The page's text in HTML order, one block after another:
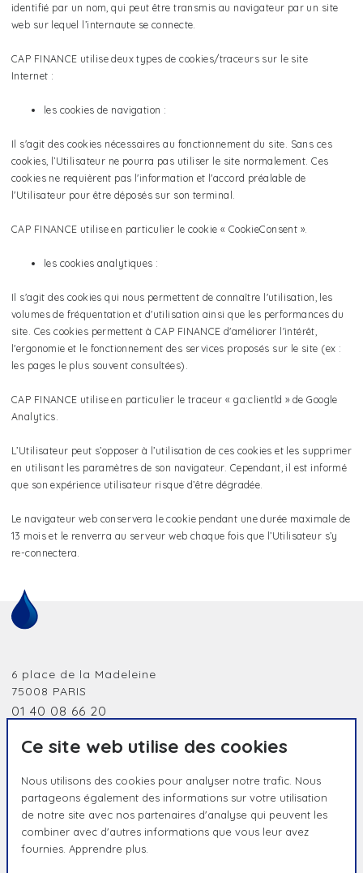
Ce site web utilise des cookies
Nous utilisons des cookies pour analyser notre trafic. Nous
partageons également des informations sur votre utilisation
de notre site avec nos partenaires d'analyse qui peuvent les
combiner avec d'autres informations que vous leur avez
fournies. Apprendre plus.
identifié par un nom, qui peut être transmis au navigateur par un site
web sur lequel l’internaute se connecte.
CAP FINANCE utilise deux types de cookies/traceurs sur le site
Internet :
les cookies de navigation :
Il s'agit des cookies nécessaires au fonctionnement du site. Sans ces
cookies, l’Utilisateur ne pourra pas utiliser le site normalement. Ces
cookies ne requièrent pas l'information et l'accord préalable de
l'Utilisateur pour être déposés sur son terminal.
CAP FINANCE utilise en particulier le cookie « CookieConsent ».
les cookies analytiques :
Il s'agit des cookies qui nous permettent de connaître l'utilisation, les
volumes de fréquentation et d'utilisation ainsi que les performances du
site. Ces cookies permettent à CAP FINANCE d'améliorer l'intérêt,
l'ergonomie et le fonctionnement des services proposés sur le site (ex :
les pages le plus souvent consultées).
CAP FINANCE utilise en particulier le traceur « ga:clientld » de Google
Analytics.
L’Utilisateur peut s’opposer à l’utilisation de ces cookies et les supprimer
en utilisant les paramètres de son navigateur. Cependant, il est informé
que son expérience utilisateur risque d’être dégradée.
Le navigateur web conservera le cookie pendant une durée maximale de
13 mois et le renverra au serveur web chaque fois que l’Utilisateur s’y
re-connectera.
6 place de la Madeleine
75008 PARIS
01 40 08 66 20
HUMAIN PAR NATURE, UNIQUE PAR